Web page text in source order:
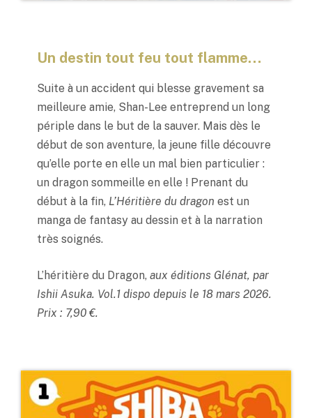
Un destin tout feu tout flamme…
Suite à un accident qui blesse gravement sa
meilleure amie, Shan-Lee entreprend un long
périple dans le but de la sauver. Mais dès le
début de son aventure, la jeune fille découvre
qu’elle porte en elle un mal bien particulier :
un dragon sommeille en elle ! Prenant du
début à la fin, L’Héritière du dragon est un
manga de fantasy au dessin et à la narration
très soignés.
L’héritière du Dragon, aux éditions Glénat, par
Ishii Asuka. Vol.1 dispo depuis le 18 mars 2026.
Prix : 7,90 €.